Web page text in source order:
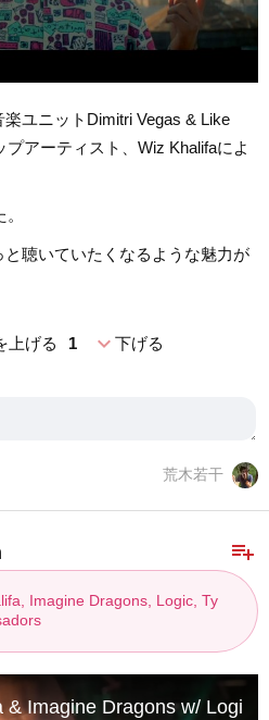
ユニットDimitri Vegas & Like
アーティスト、Wiz Khalifaによ
聴いていたくなるような魅力が
上げる 1 expand_more下げる
荒木若干
playlist_add
Imagine Dragons, Logic, Ty
& Imagine Dragons w/ Logic